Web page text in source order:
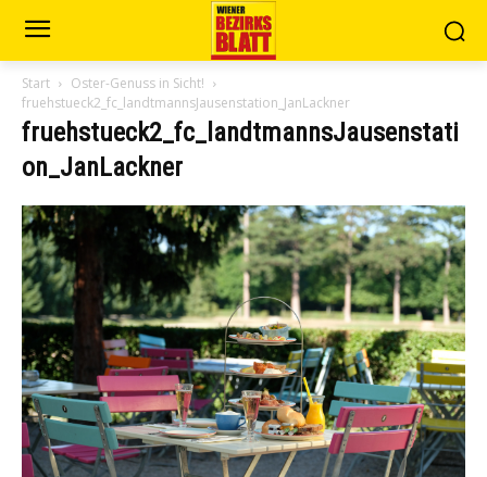
Start
Oster-Genuss in Sicht!
fruehstueck2_fc_landtmannsJausenstation_JanLackner
fruehstueck2_fc_landtmannsJausenstati
on_JanLackner